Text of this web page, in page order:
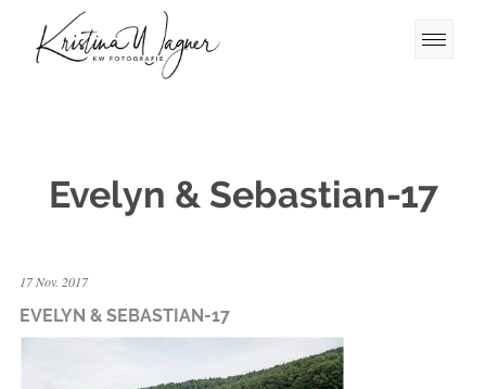
Evelyn & Sebastian-17
17 Nov. 2017
EVELYN & SEBASTIAN-17